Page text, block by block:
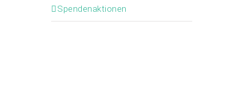
Spendenaktionen